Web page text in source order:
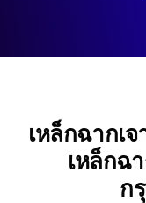
เหล็กฉากเ
เหล็กฉ
ก